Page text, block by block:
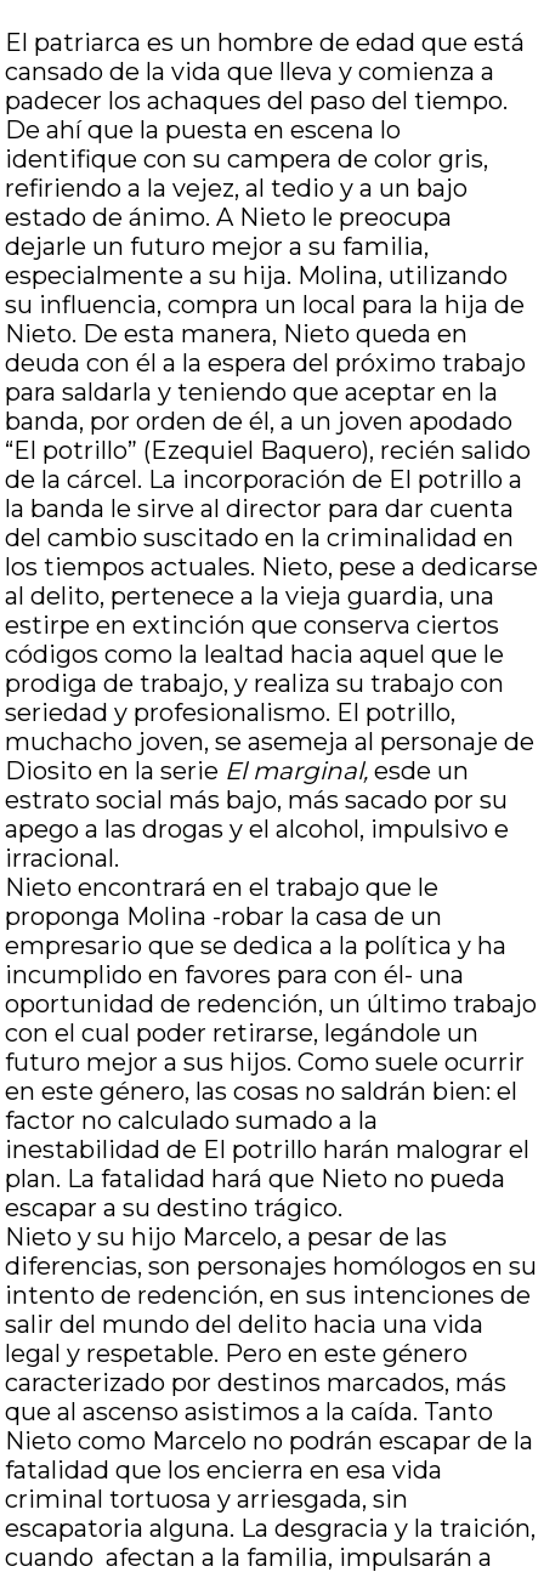
El patriarca es un hombre de edad que está
cansado de la vida que lleva y comienza a
padecer los achaques del paso del tiempo.
De ahí que la puesta en escena lo
identifique con su campera de color gris,
refiriendo a la vejez, al tedio y a un bajo
estado de ánimo. A Nieto le preocupa
dejarle un futuro mejor a su familia,
especialmente a su hija. Molina, utilizando
su influencia, compra un local para la hija de
Nieto. De esta manera, Nieto queda en
deuda con él a la espera del próximo trabajo
para saldarla y teniendo que aceptar en la
banda, por orden de él, a un joven apodado
“El potrillo” (Ezequiel Baquero), recién salido
de la cárcel. La incorporación de El potrillo a
la banda le sirve al director para dar cuenta
del cambio suscitado en la criminalidad en
los tiempos actuales. Nieto, pese a dedicarse
al delito, pertenece a la vieja guardia, una
estirpe en extinción que conserva ciertos
códigos como la lealtad hacia aquel que le
prodiga de trabajo, y realiza su trabajo con
seriedad y profesionalismo. El potrillo,
muchacho joven, se asemeja al personaje de
Diosito en la serie El marginal,esde un
estrato social más bajo, más sacado por su
apego a las drogas y el alcohol, impulsivo e
irracional.
Nieto encontrará en el trabajo que le
proponga Molina -robar la casa de un
empresario que se dedica a la política y ha
incumplido en favores para con él- una
oportunidad de redención, un último trabajo
con el cual poder retirarse, legándole un
futuro mejor a sus hijos. Como suele ocurrir
en este género, las cosas no saldrán bien: el
factor no calculado sumado a la
inestabilidad de El potrillo harán malograr el
plan. La fatalidad hará que Nieto no pueda
escapar a su destino trágico.
Nieto y su hijo Marcelo, a pesar de las
diferencias, son personajes homólogos en su
intento de redención, en sus intenciones de
salir del mundo del delito hacia una vida
legal y respetable. Pero en este género
caracterizado por destinos marcados, más
que al ascenso asistimos a la caída. Tanto
Nieto como Marcelo no podrán escapar de la
fatalidad que los encierra en esa vida
criminal tortuosa y arriesgada, sin
escapatoria alguna. La desgracia y la traición,
cuando afectan a la familia, impulsarán a